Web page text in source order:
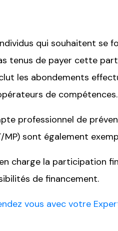
qui souhaitent se
tenus de payer cette
les abondements
de compétences.
professionnel de
sont également
charge la participation
de financement.
vous avec votre